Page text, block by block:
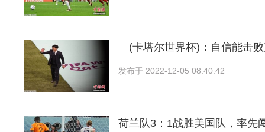
(卡塔尔世界杯)：自信能击
发布于 2022-12-05 08:40:42
荷兰队3：1战胜美国队，率先